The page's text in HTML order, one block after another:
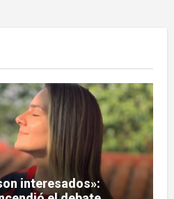
interesados»: